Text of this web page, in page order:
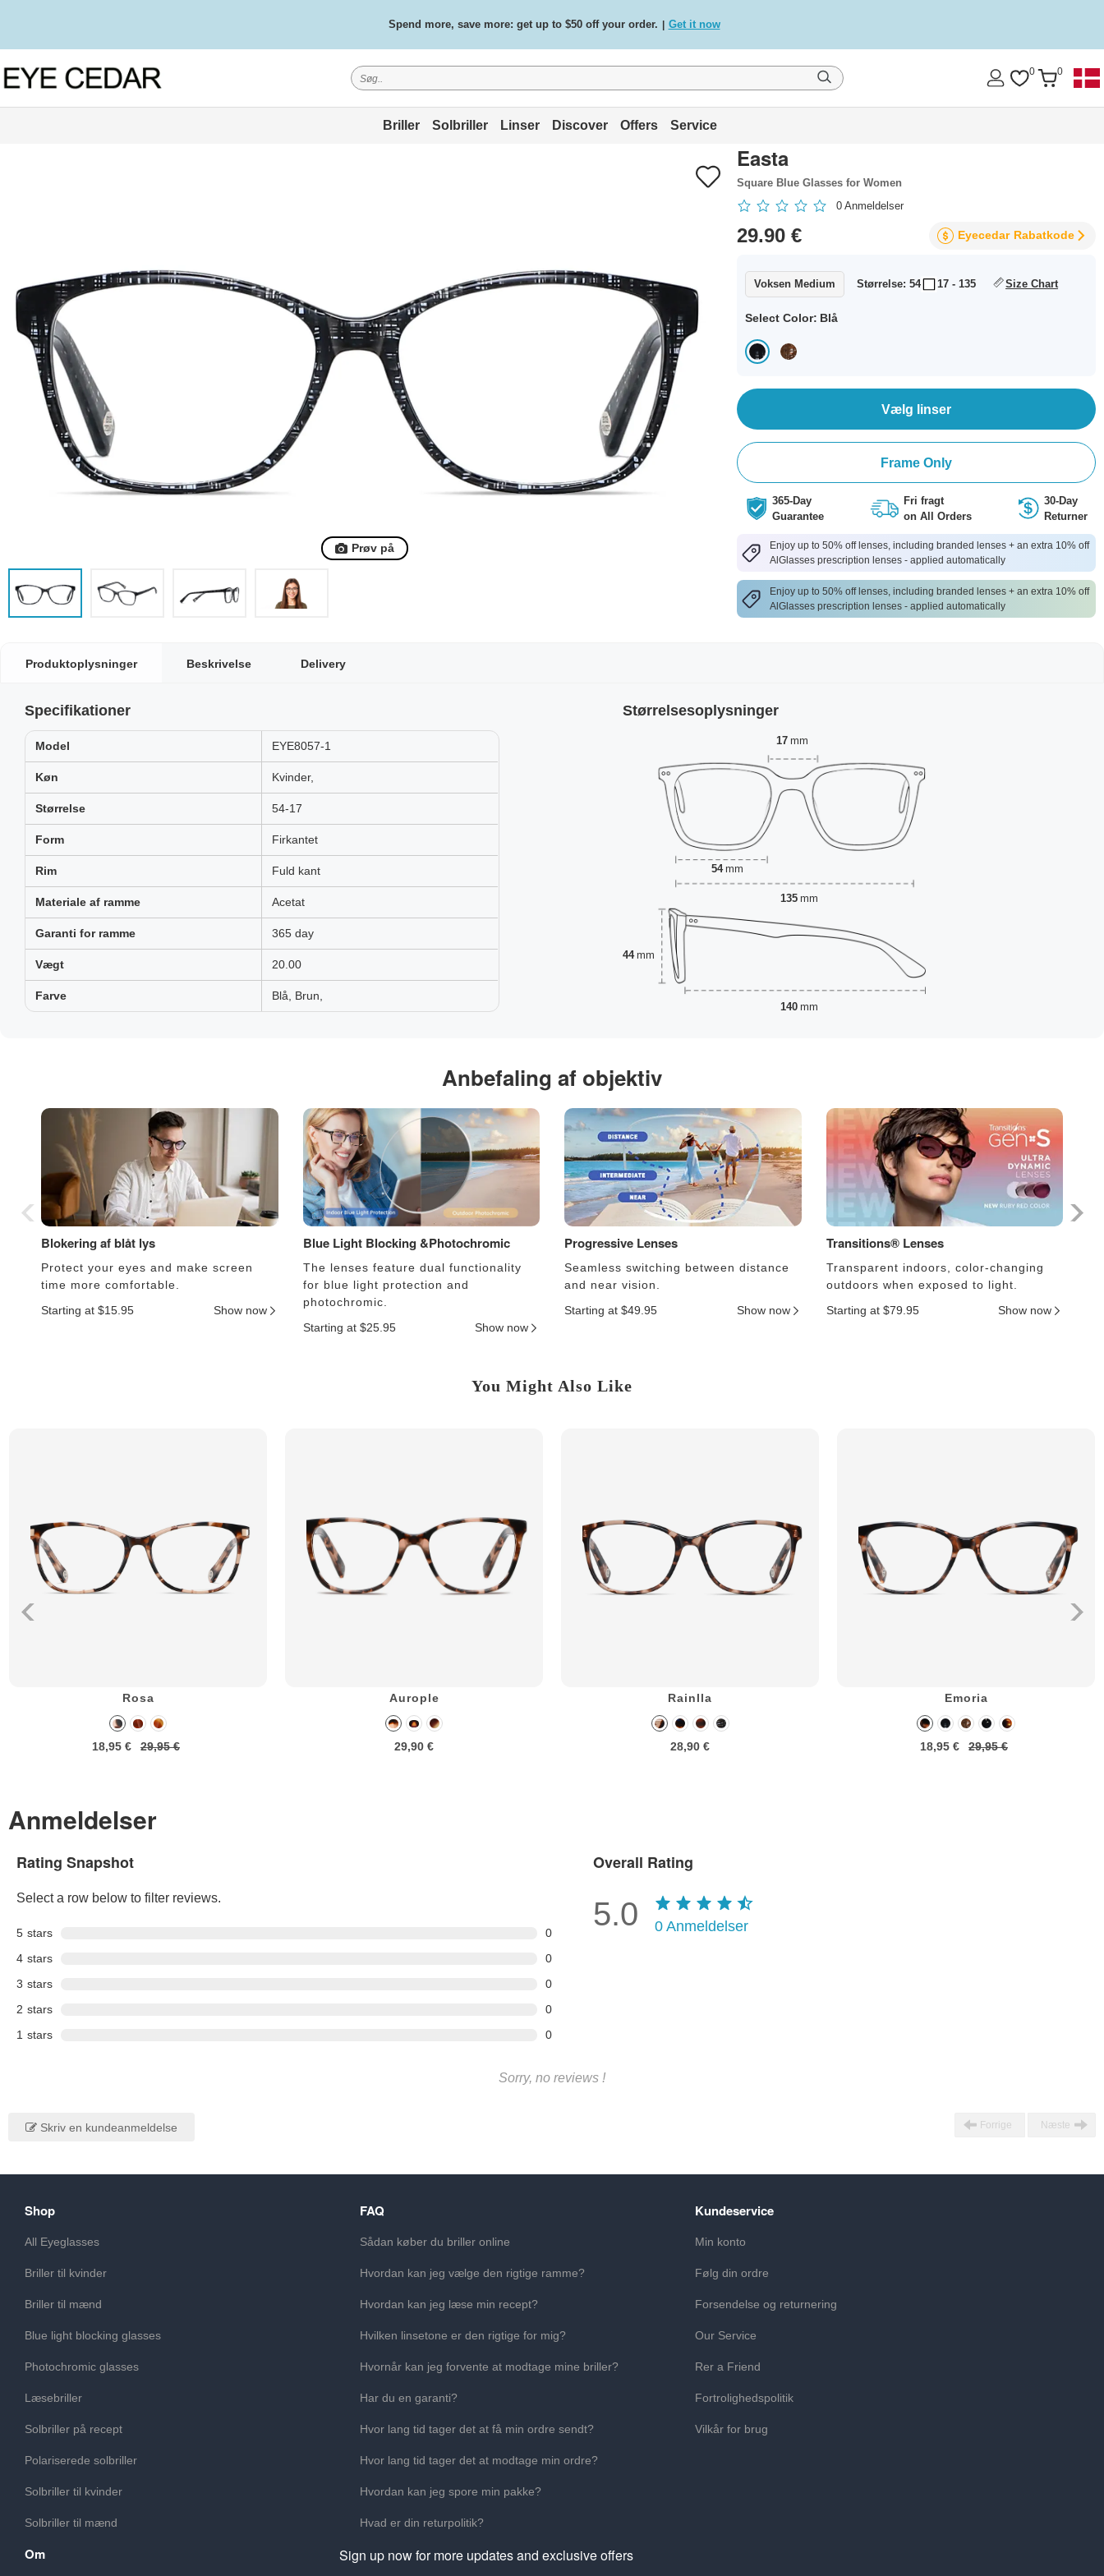
Spend more, save more: get up to $50 off your order. Get it now
Free standard delivery on all orders / Shop now. 0 0
Briller Solbriller Linser Discover Offers Service
Prøv på
Easta
Square Blue Glasses for Women
0 Anmeldelser
29.90 € Eyecedar Rabatkode
Voksen Medium Størrelse: 54 17 - 135 Size Chart
Select Color: Blå
Vælg linser
Frame Only
365-Day
Guarantee
Fri fragt
on All Orders
30-Day
Returner
Enjoy up to 50% off lenses, including branded lenses + an extra 10% off
AlGlasses prescription lenses - applied automatically
Enjoy up to 50% off lenses, including branded lenses + an extra 10% off
AlGlasses prescription lenses - applied automatically
Produktoplysninger Beskrivelse Delivery
Specifikationer
Model EYE8057-1
Køn Kvinder,
Størrelse 54-17
Form Firkantet
Rim Fuld kant
Materiale af ramme Acetat
Garanti for ramme 365 day
Vægt 20.00
Farve Blå, Brun,
Størrelsesoplysninger
17 mm
54 mm
44 mm
135 mm
140 mm
Anbefaling af objektiv
Blokering af blåt lys
Protect your eyes and make screen
time more comfortable.
Starting at $15.95
Show now
Blue Light Blocking &Photochromic
The lenses feature dual functionality
for blue light protection and
photochromic.
Starting at $25.95
Show now
Progressive Lenses
Seamless switching between distance
and near vision.
Starting at $49.95
Show now
Transitions® Lenses
Transparent indoors, color-changing
outdoors when exposed to light.
Starting at $79.95
Show now
You Might Also Like
Rosa
18,95 € 29,95 €
Aurople
29,90 €
Rainlla
28,90 €
Emoria
18,95 € 29,95 €
Anmeldelser
Rating Snapshot
Select a row below to filter reviews.
5 stars
0
4 stars
0
3 stars
0
2 stars
0
1 stars 0
Overall Rating
5.0 0 Anmeldelser
Sorry, no reviews !
Skriv en kundeanmeldelse Forrige Næste
Shop
All Eyeglasses
Briller til kvinder
Briller til mænd
Blue light blocking glasses
Photochromic glasses
Læsebriller
Solbriller på recept
Polariserede solbriller
Solbriller til kvinder
Solbriller til mænd
FAQ
Sådan køber du briller online
Hvordan kan jeg vælge den rigtige ramme?
Hvordan kan jeg læse min recept?
Hvilken linsetone er den rigtige for mig?
Hvornår kan jeg forvente at modtage mine briller?
Har du en garanti?
Hvor lang tid tager det at få min ordre sendt?
Hvor lang tid tager det at modtage min ordre?
Hvordan kan jeg spore min pakke?
Hvad er din returpolitik?
Kundeservice
Min konto
Følg din ordre
Forsendelse og returnering
Our Service
Rer a Friend
Fortrolighedspolitik
Vilkår for brug
Om Sign up now for more updates and exclusive offers